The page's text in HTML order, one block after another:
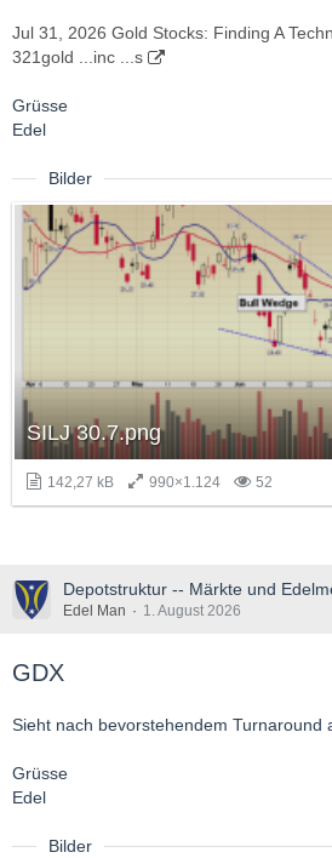
Jul 31, 2026 Gold Stocks: Finding A
321gold ...inc ...s
Grüsse
Edel
Bilder
SILJ 30.7.png
142,27 kB 990×1.124 52
Depotstruktur -- Märkte und
Edel Man 1. August 2026
GDX
Sieht nach bevorstehendem Turnaround
Grüsse
Edel
Bilder